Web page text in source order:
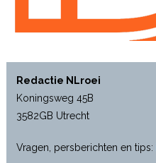
Redactie NLroei
Koningsweg 45B
3582GB Utrecht
Vragen, persberichten en tips: